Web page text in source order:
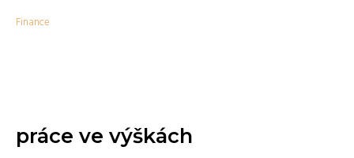
Finance
práce ve výškách